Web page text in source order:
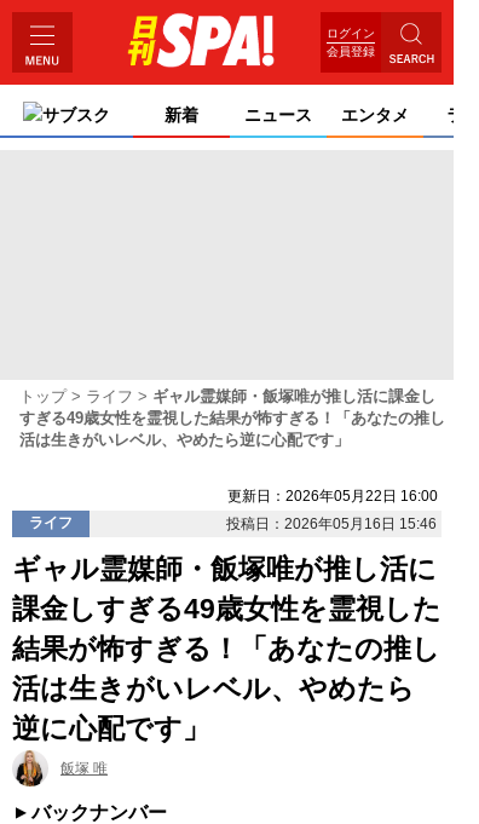
ログイン
会員登録
サブスク 新着 ニュース エンタメ ライ
トップ ライフ
ギャル霊媒師・飯塚唯が推し活に課金し
すぎる49歳女性を霊視した結果が怖すぎる！「あなたの推し
活は生きがいレベル、やめたら逆に心配です」
更新日：2026年05月22日 16:00
ライフ
投稿日：2026年05月16日 15:46
ギャル霊媒師・飯塚唯が推し活に
課金しすぎる49歳女性を霊視した
結果が怖すぎる！「あなたの推し
活は生きがいレベル、やめたら
逆に心配です」
飯塚 唯
バックナンバー